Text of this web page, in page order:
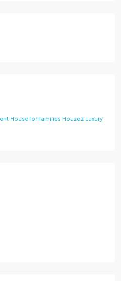
House for families Houzez Luxury